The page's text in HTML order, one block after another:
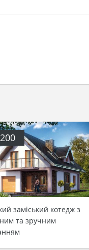
заміський котедж з
та зручним